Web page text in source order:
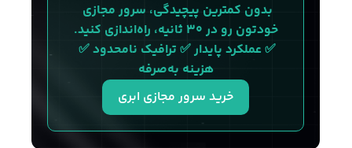
بدون کمترین پیچیدگی، سرور مجازی
خودتون رو در ۳۰ ثانیه، راه‌اندازی کنید.
✅ عملکرد پایدار ✅ ترافیک نامحدود ✅
هزینه به‌صرفه
خرید سرور مجازی ابری